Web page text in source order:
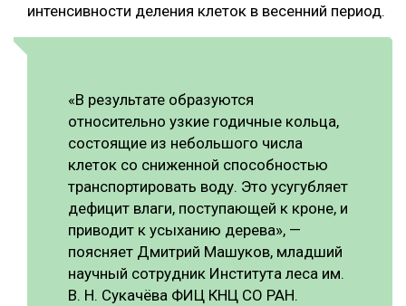
интенсивности деления клеток в весенний период.
«В результате образуются
относительно узкие годичные кольца,
состоящие из небольшого числа
клеток со сниженной способностью
транспортировать воду. Это усугубляет
дефицит влаги, поступающей к кроне, и
приводит к усыханию дерева», —
поясняет Дмитрий Машуков, младший
научный сотрудник Института леса им.
В. Н. Сукачёва ФИЦ КНЦ СО РАН.